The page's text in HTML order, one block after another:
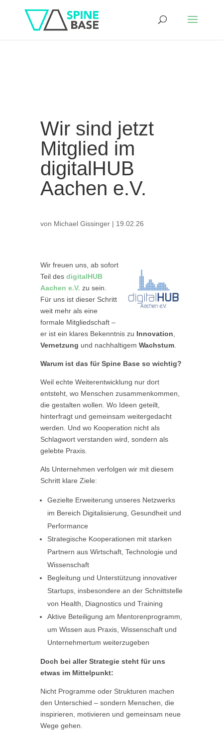
Wir sind jetzt
Mitglied im
digitalHUB
Aachen e.V.
von Michael Gissinger| 19.02.26
Wir freuen uns, ab sofort
Teil des digitalHUB
Aachen e.V. zu sein.
Für uns ist dieser Schritt
weit mehr als eine
formale Mitgliedschaft –
er ist ein klares Bekenntnis zu Innovation
Vernetzung und nachhaltigem Wachstum.
Warum ist das für Spine Base so wichtig?
Weil echte Weiterentwicklung nur dort
entsteht, wo Menschen zusammenkommen,
die gestalten wollen. Wo Ideen geteilt,
hinterfragt und gemeinsam weitergedacht
werden. Und wo Kooperation nicht als
Schlagwort verstanden wird, sondern als
gelebte Praxis.
Als Unternehmen verfolgen wir mit diesem
Schritt klare Ziele:
Gezielte Erweiterung unseres Netzwerks
im Bereich Digitalisierung, Gesundheit und
Performance
Strategische Kooperationen mit starken
Partnern aus Wirtschaft, Technologie und
Wissenschaft
Begleitung und Unterstützung innovativer
Startups, insbesondere an der Schnittstelle
von Health, Diagnostics und Training
Aktive Beteiligung am Mentorenprogramm,
um Wissen aus Praxis, Wissenschaft und
Unternehmertum weiterzugeben
Doch bei aller Strategie steht für uns
etwas im Mittelpunkt:
Nicht Programme oder Strukturen machen
den Unterschied – sondern Menschen, die
inspirieren, motivieren und gemeinsam neue
Wege gehen.